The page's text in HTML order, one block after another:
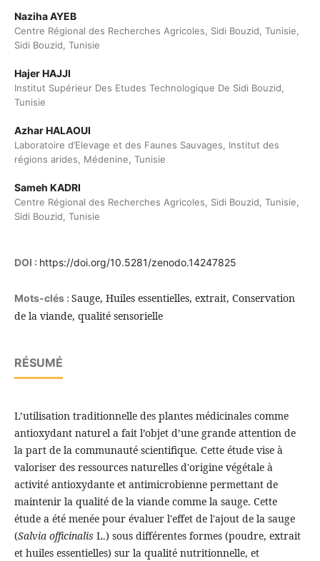
Naziha AYEB
Centre Régional des Recherches Agricoles, Sidi Bouzid, Tunisie,
Sidi Bouzid, Tunisie
Hajer HAJJI
Institut Supérieur Des Etudes Technologique De Sidi Bouzid,
Tunisie
Azhar HALAOUI
Laboratoire d’Elevage et des Faunes Sauvages, Institut des
régions arides, Médenine, Tunisie
Sameh KADRI
Centre Régional des Recherches Agricoles, Sidi Bouzid, Tunisie,
Sidi Bouzid, Tunisie
DOI : https://doi.org/10.5281/zenodo.14247825
Mots-clés : Sauge, Huiles essentielles, extrait, Conservation
de la viande, qualité sensorielle
RÉSUMÉ
L’utilisation traditionnelle des plantes médicinales comme
antioxydant naturel a fait l’objet d’une grande attention de
la part de la communauté scientifique. Cette étude vise à
valoriser des ressources naturelles d'origine végétale à
activité antioxydante et antimicrobienne permettant de
maintenir la qualité de la viande comme la sauge. Cette
étude a été menée pour évaluer l'effet de l'ajout de la sauge
(Salvia officinalis L.) sous différentes formes (poudre, extrait
et huiles essentielles) sur la qualité nutritionnelle, et